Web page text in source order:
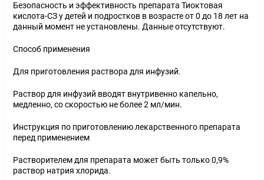
Безопасность и эффективность препарата Тиоктовая
кислота-СЗ у детей и подростков в возрасте от 0 до 18 лет на
данный момент не установлены. Данные отсутствуют.
Способ применения
Для приготовления раствора для инфузий.
Раствор для инфузий вводят внутривенно капельно,
медленно, со скоростью не более 2 мл/мин.
Инструкция по приготовлению лекарственного препарата
перед применением
Растворителем для препарата может быть только 0,9%
раствор натрия хлорида.